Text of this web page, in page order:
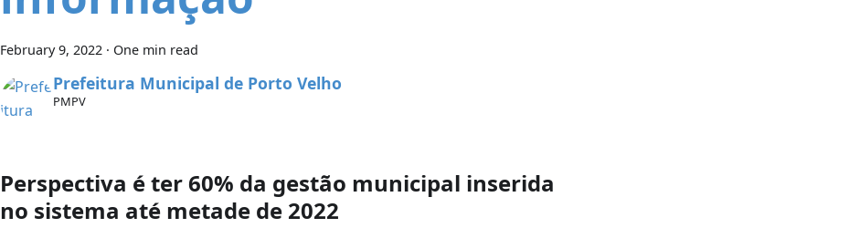
February 9, 2022 · One min read
Prefeitura Municipal de Porto Velho
PMPV
Perspectiva é ter 60% da gestão municipal inserida
no sistema até metade de 2022